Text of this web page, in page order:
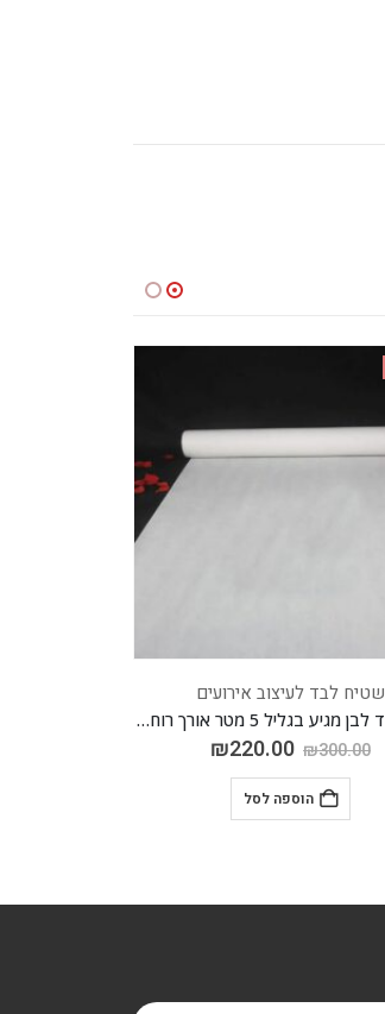
שטיח לבד לעיצוב אירועים
שטיח לבד לבן מגיע בגליל 5 מטר אורך רוחב 2 מטר סה"כ 10 מטר
₪300.00
₪220.00
הוספה לסל